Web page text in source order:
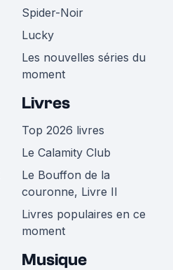
Spider-Noir
Lucky
Les nouvelles séries du
moment
Livres
Top 2026 livres
Le Calamity Club
Le Bouffon de la
couronne, Livre II
Livres populaires en ce
moment
Musique